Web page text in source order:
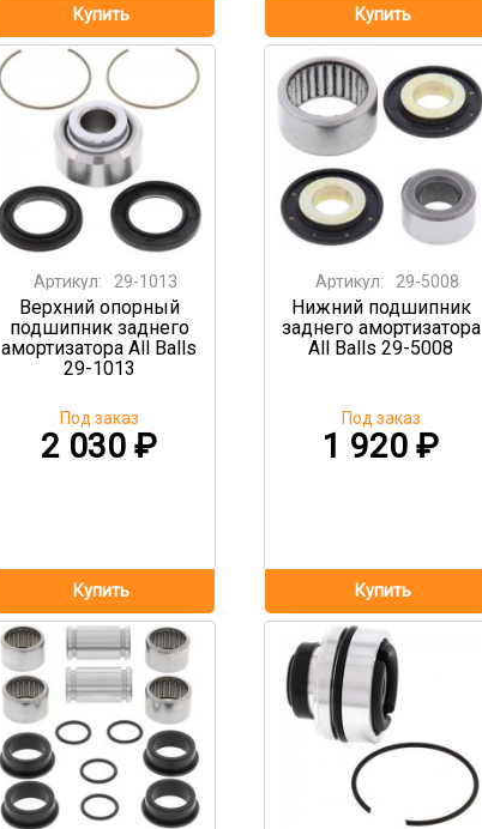
Артикул: 29-1013
Верхний опорный
подшипник заднего
амортизатора All Balls
29-1013
2 030 ₽
Под заказ
Артикул: 29-5008
Нижний подшипник
заднего амортизатора
All Balls 29-5008
1 920 ₽
Под заказ